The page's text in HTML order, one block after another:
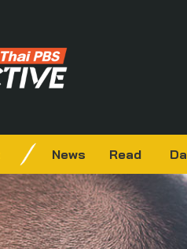
News Read